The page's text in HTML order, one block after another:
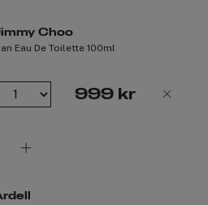
Choo
Eau De Toilette 100ml
999 kr